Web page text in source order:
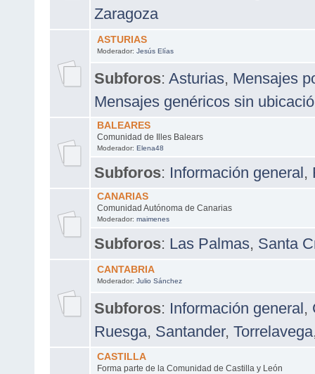
Zaragoza
ASTURIAS
Moderador: Jesús Elías
Subforos: Asturias, Mensajes
Mensajes genéricos sin
BALEARES
Comunidad de Illes Balears
Moderador: Elena48
Subforos: Información general,
CANARIAS
Comunidad Autónoma de Canarias
Moderador: maimenes
Subforos: Las Palmas, Santa
CANTABRIA
Moderador: Julio Sánchez
Subforos: Información general,
Ruesga, Santander, Torrelavega
CASTILLA
Forma parte de la Comunidad de Castilla y León